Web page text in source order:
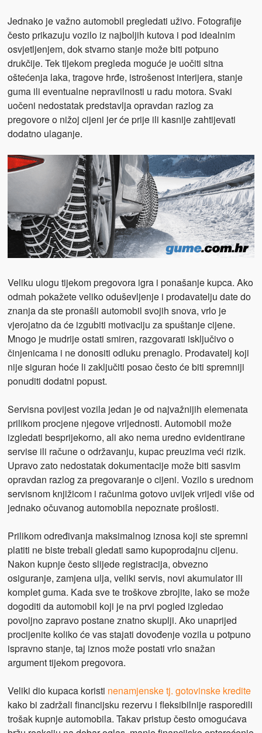
Jednako je važno automobil pregledati uživo. Fotografije
često prikazuju vozilo iz najboljih kutova i pod idealnim
osvjetljenjem, dok stvarno stanje može biti potpuno
drukčije. Tek tijekom pregleda moguće je uočiti sitna
oštećenja laka, tragove hrđe, istrošenost interijera, stanje
guma ili eventualne nepravilnosti u radu motora. Svaki
uočeni nedostatak predstavlja opravdan razlog za
pregovore o nižoj cijeni jer će prije ili kasnije zahtijevati
dodatno ulaganje.
Veliku ulogu tijekom pregovora igra i ponašanje kupca. Ako
odmah pokažete veliko oduševljenje i prodavatelju date do
znanja da ste pronašli automobil svojih snova, vrlo je
vjerojatno da će izgubiti motivaciju za spuštanje cijene.
Mnogo je mudrije ostati smiren, razgovarati isključivo o
činjenicama i ne donositi odluku prenaglo. Prodavatelj koji
nije siguran hoće li zaključiti posao često će biti spremniji
ponuditi dodatni popust.
Servisna povijest vozila jedan je od najvažnijih elemenata
prilikom procjene njegove vrijednosti. Automobil može
izgledati besprijekorno, ali ako nema uredno evidentirane
servise ili račune o održavanju, kupac preuzima veći rizik.
Upravo zato nedostatak dokumentacije može biti sasvim
opravdan razlog za pregovaranje o cijeni. Vozilo s urednom
servisnom knjižicom i računima gotovo uvijek vrijedi više od
jednako očuvanog automobila nepoznate prošlosti.
Prilikom određivanja maksimalnog iznosa koji ste spremni
platiti ne biste trebali gledati samo kupoprodajnu cijenu.
Nakon kupnje često slijede registracija, obvezno
osiguranje, zamjena ulja, veliki servis, novi akumulator ili
komplet guma. Kada sve te troškove zbrojite, lako se može
dogoditi da automobil koji je na prvi pogled izgledao
povoljno zapravo postane znatno skuplji. Ako unaprijed
procijenite koliko će vas stajati dovođenje vozila u potpuno
ispravno stanje, taj iznos može postati vrlo snažan
argument tijekom pregovora.
Veliki dio kupaca koristi nenamjenske tj. gotovinske kredite
kako bi zadržali financijsku rezervu i fleksibilnije rasporedili
trošak kupnje automobila. Takav pristup često omogućava